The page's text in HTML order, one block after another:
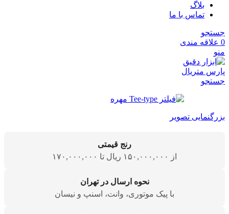
بلاگ
تماس با ما
جستجو
0 علاقه مندی
منو
جستجو
بزرگنمایی تصویر
رنج قیمتی
از ۱۵۰,۰۰۰,۰۰۰ ریال تا ۱۷۰,۰۰۰,۰۰۰
نحوه ارسال در تهران
با پیک موتوری، وانت، اسنپ و نیسان